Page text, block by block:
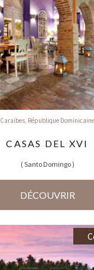
Caraïbes République Dominicaine
CASAS DEL XVI
( Santo Domingo)
DÉCOUVRIR